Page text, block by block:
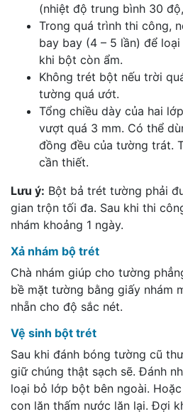
(nhiệt độ trung bình 30
Trong quá trình thi công,
bay bay (4 – 5 lần) để
khi bột còn ẩm.
Không trét bột nếu trời
tường quá ướt.
Tổng chiều dày của hai
vượt quá 3 mm. Có thể
đồng đều của tường trát.
cần thiết.
Lưu ý: Bột bả trét tường phải
gian trộn tối đa. Sau khi thi
nhám khoảng 1 ngày.
Xả nhám bộ trét
Chà nhám giúp cho tường
bề mặt tường bằng giấy nhám
nhẵn cho độ sắc nét.
Vệ sinh bột trét
Sau khi đánh bóng tường cũ
giữ chúng thật sạch sẽ. Đánh
loại bỏ lớp bột bên ngoài.
con lăn thấm nước lăn lại. Đợi